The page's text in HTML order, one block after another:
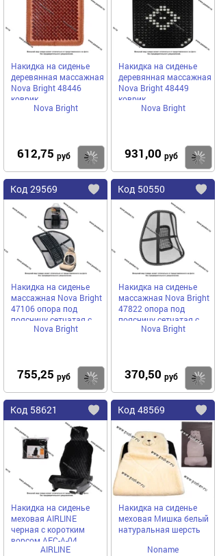
избранное
Накидка на сиденье
деревянная массажная
Nova Bright 48446
коврик
Nova Bright
612,75 руб Купить
Накидка на сиденье
деревянная массажная
Nova Bright 48449
коврик
Nova Bright
931,00 руб
Код 29569
Добавить
избранное
Накидка на сиденье
массажная Nova Bright
47106 опора под
поясницу сетчатая с
деревянным
Nova Bright
755,25 руб Купить
Код 50550
Накидка на сиденье
массажная Nova Bright
47822 опора под
поясницу сетчатая с
массажером чёрная
Nova Bright
370,50 руб
Код 58621
Добавить
избранное
Накидка на сиденье
меховая AIRLINE
черная с коротким
ворсом AFC-A-04
AIRLINE
Код 48569
Накидка на сиденье
меховая Мишка белый
натуральная шерсть
Noname